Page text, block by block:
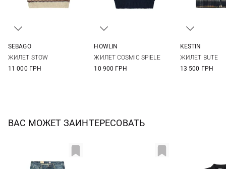
SEBAGO
ЖИЛЕТ STOW
11 000 ГРН
HOWLIN
ЖИЛЕТ COSMIC SPIELE
10 900 ГРН
KESTIN
ЖИЛЕТ BUTE
13 500 ГРН
ВАС МОЖЕТ ЗАИНТЕРЕСОВАТЬ